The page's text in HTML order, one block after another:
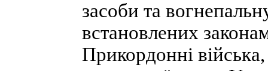
засоби та
встановлених
Прикордонні